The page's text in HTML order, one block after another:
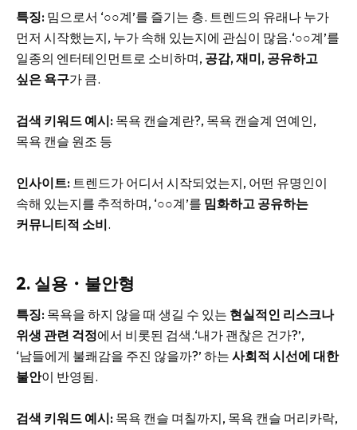
특징: 밈으로서 ‘○○계’를 즐기는 층. 트렌드의 유래나 누가
먼저 시작했는지, 누가 속해 있는지에 관심이 많음.‘○○계’를
일종의 엔터테인먼트로 소비하며, 공감, 재미, 공유하고
싶은 욕구가 큼.
검색 키워드 예시: 목욕 캔슬계란?, 목욕 캔슬계 연예인,
목욕 캔슬 원조 등
인사이트: 트렌드가 어디서 시작되었는지, 어떤 유명인이
속해 있는지를 추적하며, ‘○○계’를 밈화하고 공유하는
커뮤니티적 소비.
2. 실용・불안형
특징: 목욕을 하지 않을 때 생길 수 있는 현실적인 리스크나
위생 관련 걱정에서 비롯된 검색.‘내가 괜찮은 건가?’,
‘남들에게 불쾌감을 주진 않을까?’ 하는 사회적 시선에 대한
불안이 반영됨.
검색 키워드 예시: 목욕 캔슬 며칠까지, 목욕 캔슬 머리카락,